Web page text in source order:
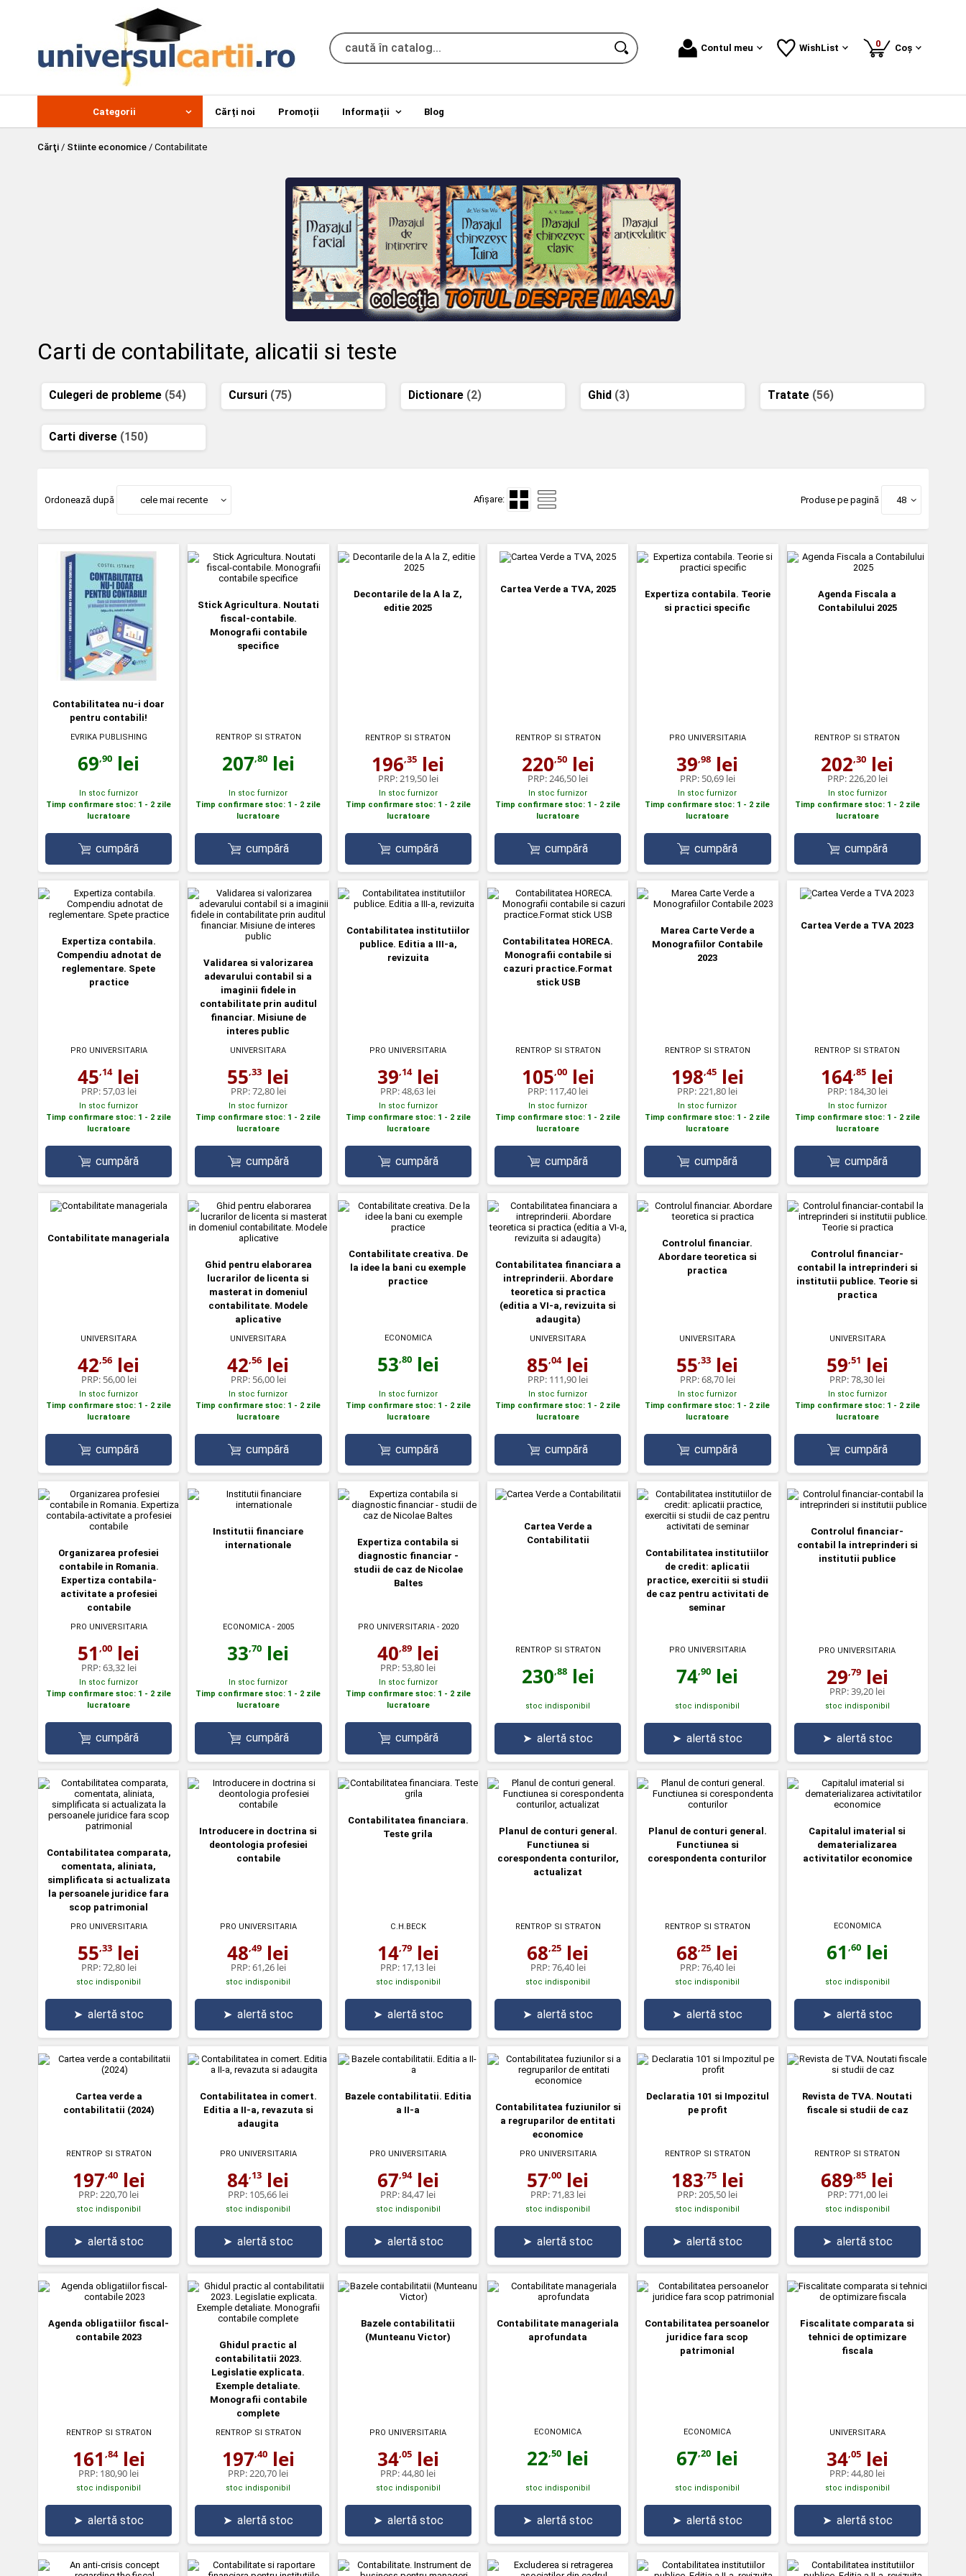
Contul meu WishList 0produse
Coș
Categorii Cărți noi Promoții Informații Blog
Cărţi / Stiinte economice / Contabilitate
Carti de contabilitate, alicatii si teste
Culegeri de probleme (54) Cursuri (75) Dictionare (2) Ghid (3) Tratate (56)
Carti diverse (150)
Ordonează după cele mai recente Afișare: Produse pe pagină 48
Contabilitatea nu-i doar
pentru contabili!
EVRIKA PUBLISHING
69,90 lei
In stoc furnizor
Timp confirmare stoc: 1 - 2 zile
lucratoare
cumpără
Stick Agricultura. Noutati
fiscal-contabile.
Monografii contabile
specifice
RENTROP SI STRATON
207,80lei
In stoc furnizor
Timp confirmare stoc: 1 - 2 zile
lucratoare
cumpără
Decontarile de la A la Z,
editie 2025
RENTROP SI STRATON
196,35 lei
PRP: 219,50 lei
In stoc furnizor
Timp confirmare stoc: 1 - 2 zile
lucratoare
cumpără
Cartea Verde a TVA, 2025
RENTROP SI STRATON
220,50lei
PRP: 246,50 lei
In stoc furnizor
Timp confirmare stoc: 1 - 2 zile
lucratoare
cumpără
Expertiza contabila. Teorie
si practici specific
PRO UNIVERSITARIA
39,98 lei
PRP: 50,69 lei
In stoc furnizor
Timp confirmare stoc: 1 - 2 zile
lucratoare
cumpără
Agenda Fiscala a
Contabilului 2025
RENTROP SI STRATON
202,30 lei
PRP: 226,20 lei
In stoc furnizor
Timp confirmare stoc: 1 - 2 zile
lucratoare
cumpără
Expertiza contabila.
Compendiu adnotat de
reglementare. Spete
practice
PRO UNIVERSITARIA
45,14lei
PRP: 57,03 lei
In stoc furnizor
Timp confirmare stoc: 1 - 2 zile
lucratoare
cumpără
Validarea si valorizarea
adevarului contabil si a
imaginii fidele in
contabilitate prin auditul
financiar. Misiune de
interes public
UNIVERSITARA
55,33 lei
PRP:72,80 lei
In stoc furnizor
Timp confirmare stoc: 1 - 2 zile
lucratoare
cumpără
Contabilitatea institutiilor
publice. Editia a III-a,
revizuita
PRO UNIVERSITARIA
39,14lei
PRP:48,63 lei
In stoc furnizor
Timp confirmare stoc: 1 - 2 zile
lucratoare
cumpără
Contabilitatea HORECA.
Monografii contabile si
cazuri practice.Format
stick USB
RENTROP SI STRATON
105,00lei
PRP: 117,40 lei
In stoc furnizor
Timp confirmare stoc: 1 - 2 zile
lucratoare
cumpără
Marea Carte Verde a
Monografiilor Contabile
2023
RENTROP SI STRATON
198,45lei
PRP:221,80 lei
In stoc furnizor
Timp confirmare stoc: 1 - 2 zile
lucratoare
cumpără
Cartea Verde a TVA 2023
RENTROP SI STRATON
164,85 lei
PRP: 184,30 lei
In stoc furnizor
Timp confirmare stoc: 1 - 2 zile
lucratoare
cumpără
Contabilitate manageriala
UNIVERSITARA
42,56 lei
PRP: 56,00 lei
In stoc furnizor
Timp confirmare stoc: 1 - 2 zile
lucratoare
cumpără
Ghid pentru elaborarea
lucrarilor de licenta si
masterat in domeniul
contabilitate. Modele
aplicative
UNIVERSITARA
42,56 lei
PRP: 56,00 lei
In stoc furnizor
Timp confirmare stoc: 1 - 2 zile
lucratoare
cumpără
Contabilitate creativa. De
la idee la bani cu exemple
practice
ECONOMICA
53,80lei
In stoc furnizor
Timp confirmare stoc: 1 - 2 zile
lucratoare
cumpără
Contabilitatea financiara a
intreprinderii. Abordare
teoretica si practica
(editia a VI-a, revizuita si
adaugita)
UNIVERSITARA
85,04lei
PRP: 111,90 lei
In stoc furnizor
Timp confirmare stoc: 1 - 2 zile
lucratoare
cumpără
Controlul financiar.
Abordare teoretica si
practica
UNIVERSITARA
55,33 lei
PRP:68,70 lei
In stoc furnizor
Timp confirmare stoc: 1 - 2 zile
lucratoare
cumpără
Controlul financiar-
contabil la intreprinderi si
institutii publice. Teorie si
practica
UNIVERSITARA
59,51 lei
PRP:78,30 lei
In stoc furnizor
Timp confirmare stoc: 1 - 2 zile
lucratoare
cumpără
Organizarea profesiei
contabile in Romania.
Expertiza contabila-
activitate a profesiei
contabile
PRO UNIVERSITARIA
51,00 lei
PRP:63,32 lei
In stoc furnizor
Timp confirmare stoc: 1 - 2 zile
lucratoare
cumpără
Institutii financiare
internationale
ECONOMICA- 2005
33,70 lei
In stoc furnizor
Timp confirmare stoc: 1 - 2 zile
lucratoare
cumpără
Expertiza contabila si
diagnostic financiar -
studii de caz de Nicolae
Baltes
PRO UNIVERSITARIA- 2020
40,89lei
PRP: 53,80 lei
In stoc furnizor
Timp confirmare stoc: 1 - 2 zile
lucratoare
cumpără
Cartea Verde a
Contabilitatii
RENTROP SI STRATON
230,88lei
stoc indisponibil
➤ alertă stoc
Contabilitatea institutiilor
de credit: aplicatii
practice, exercitii si studii
de caz pentru activitati de
seminar
PRO UNIVERSITARIA
74,90 lei
stoc indisponibil
➤ alertă stoc
Controlul financiar-
contabil la intreprinderi si
institutii publice
PRO UNIVERSITARIA
29,79lei
PRP:39,20 lei
stoc indisponibil
➤ alertă stoc
Contabilitatea comparata,
comentata, aliniata,
simplificata si actualizata
la persoanele juridice fara
scop patrimonial
PRO UNIVERSITARIA
55,33 lei
PRP:72,80 lei
stoc indisponibil
➤ alertă stoc
Introducere in doctrina si
deontologia profesiei
contabile
PRO UNIVERSITARIA
48,49 lei
PRP:61,26 lei
stoc indisponibil
➤ alertă stoc
Contabilitatea financiara.
Teste grila
C.H.BECK
14,79lei
PRP: 17,13 lei
stoc indisponibil
➤ alertă stoc
Planul de conturi general.
Functiunea si
corespondenta conturilor,
actualizat
RENTROP SI STRATON
68,25 lei
PRP:76,40 lei
stoc indisponibil
➤ alertă stoc
Planul de conturi general.
Functiunea si
corespondenta conturilor
RENTROP SI STRATON
68,25 lei
PRP:76,40 lei
stoc indisponibil
➤ alertă stoc
Capitalul imaterial si
dematerializarea
activitatilor economice
ECONOMICA
61 ,60lei
stoc indisponibil
➤ alertă stoc
Cartea verde a
contabilitatii (2024)
RENTROP SI STRATON
197,40lei
PRP: 220,70 lei
stoc indisponibil
➤ alertă stoc
Contabilitatea in comert.
Editia a II-a, revazuta si
adaugita
PRO UNIVERSITARIA
84,13 lei
PRP: 105,66 lei
stoc indisponibil
➤ alertă stoc
Bazele contabilitatii. Editia
a II-a
PRO UNIVERSITARIA
67,94lei
PRP:84,47 lei
stoc indisponibil
➤ alertă stoc
Contabilitatea fuziunilor si
a regruparilor de entitati
economice
PRO UNIVERSITARIA
57,00 lei
PRP:71,83 lei
stoc indisponibil
➤ alertă stoc
Declaratia 101 si Impozitul
pe profit
RENTROP SI STRATON
183,75lei
PRP: 205,50 lei
stoc indisponibil
➤ alertă stoc
Revista de TVA. Noutati
fiscale si studii de caz
RENTROP SI STRATON
689,85 lei
PRP:771,00 lei
stoc indisponibil
➤ alertă stoc
Agenda obligatiilor fiscal-
contabile 2023
RENTROP SI STRATON
161 ,84lei
PRP: 180,90 lei
stoc indisponibil
➤ alertă stoc
Ghidul practic al
contabilitatii 2023.
Legislatie explicata.
Exemple detaliate.
Monografii contabile
complete
RENTROP SI STRATON
197,40lei
PRP: 220,70 lei
stoc indisponibil
➤ alertă stoc
Bazele contabilitatii
(Munteanu Victor)
PRO UNIVERSITARIA
34,05lei
PRP:44,80 lei
stoc indisponibil
➤ alertă stoc
Contabilitate manageriala
aprofundata
ECONOMICA
22,50 lei
stoc indisponibil
➤ alertă stoc
Contabilitatea persoanelor
juridice fara scop
patrimonial
ECONOMICA
67,20 lei
stoc indisponibil
➤ alertă stoc
Fiscalitate comparata si
tehnici de optimizare
fiscala
UNIVERSITARA
34,05lei
PRP:44,80 lei
stoc indisponibil
➤ alertă stoc